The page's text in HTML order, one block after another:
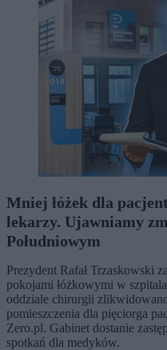
Mniej łóżek dla
lekarzy. Ujawniamy
Południowym
Prezydent Rafał Trzaskowski
pokojami łóżkowymi w
oddziale chirurgii
pomieszczenia dla pięciorga
Zero.pl. Gabinet dostanie
spotkań dla medyków.